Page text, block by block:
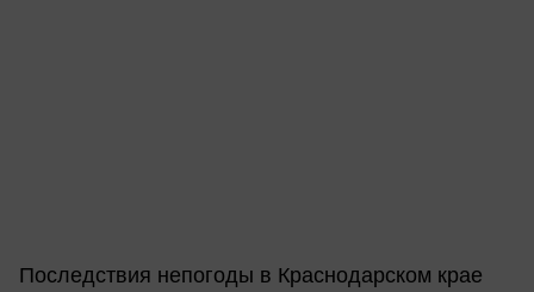
Последствия непогоды в Краснодарском крае